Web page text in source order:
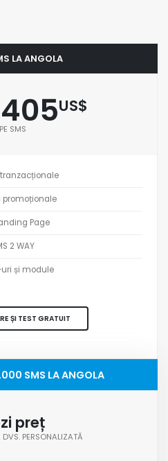
LA ANGOLA
US$
PE SMS
tranzacționale
promoționale
Page
2 WAY
și module
ȘI TEST GRATUIT
SMS LA ANGOLA
preț
DVS. PERSONALIZATĂ